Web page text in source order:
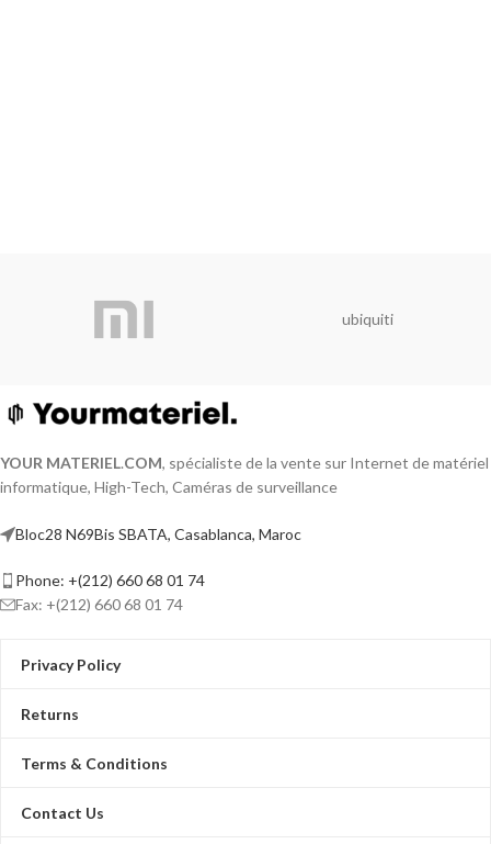
ubiquiti
YOUR MATERIEL.COM, spécialiste de la vente sur Internet de matériel
informatique, High-Tech, Caméras de surveillance
Bloc28 N69Bis SBATA, Casablanca, Maroc
Phone: +(212) 660 68 01 74
Fax: +(212) 660 68 01 74
Privacy Policy
Returns
Terms & Conditions
Contact Us